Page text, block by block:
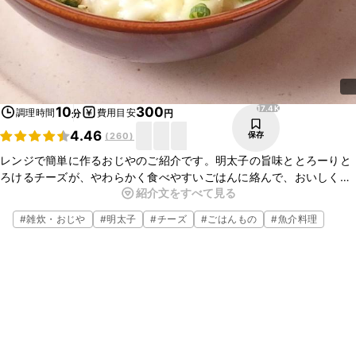
調理時間10分 費用目安300円
4.46 (260)
17.4K
保存
レンジで簡単に作るおじやのご紹介です。明太子の旨味ととろーりと
ろけるチーズが、やわらかく食べやすいごはんに絡んで、おいしくい
ただけますよ。混ぜてレンジで加熱するだけなので、時間がないとき
や忙しいときにもおすすめです。
紹介文をすべて見る
#雑炊・おじや #明太子 #チーズ #ごはんもの #魚介料理